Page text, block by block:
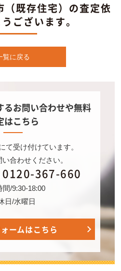
既存住宅）の査定依
ございます。
覧に戻る
るお問い合わせや無料
はこちら
て受け付けています。
合わせください。
0120-367-660
間/9:30-18:00
日/水曜日
ームはこちら